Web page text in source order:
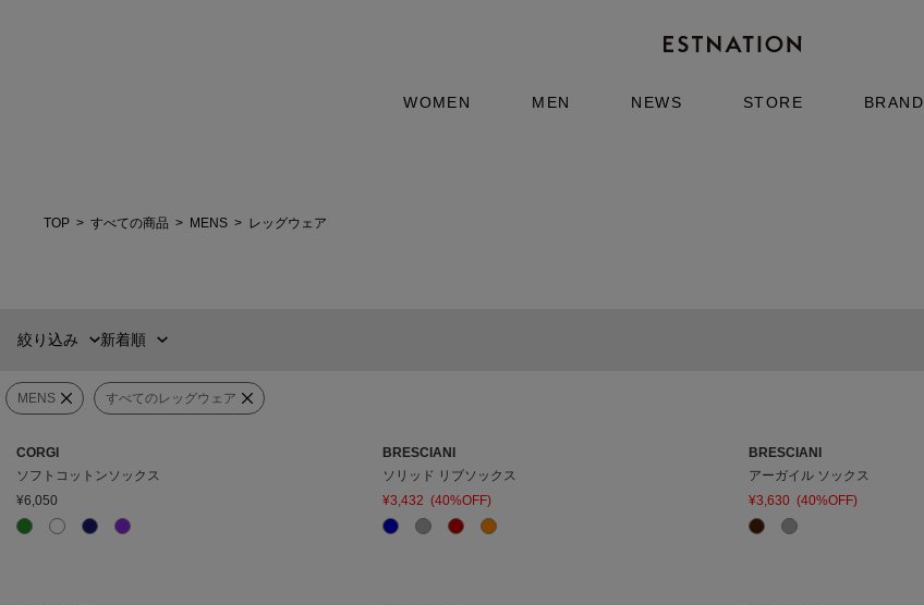
WOMEN MEN NEWS STORE BRAND
TOP すべての商品 MENS レッグウェア
MENS すべてのレッグウェア
絞り込み 新着順
WOMENS MENS
カラー
価格
CORGI
ソフトコットンソックス
¥6,050
BRESCIANI
ソリッド リブソックス
¥3,432 (40%OFF)
BRESCIANI
アーガイル ソックス
¥3,630 (40%OFF)